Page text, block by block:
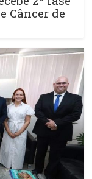
Câncer de